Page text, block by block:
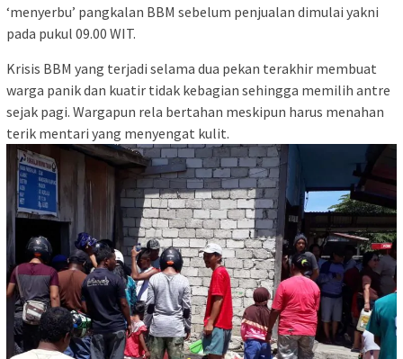
‘menyerbu’ pangkalan BBM sebelum penjualan dimulai yakni
pada pukul 09.00 WIT.
Krisis BBM yang terjadi selama dua pekan terakhir membuat
warga panik dan kuatir tidak kebagian sehingga memilih antre
sejak pagi. Wargapun rela bertahan meskipun harus menahan
terik mentari yang menyengat kulit.